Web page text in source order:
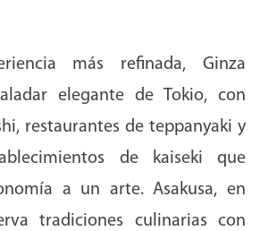
más refinada, Ginza
elegante de Tokio, con
restaurantes de teppanyaki y
de kaiseki que
a un arte. Asakusa, en
tradiciones culinarias con